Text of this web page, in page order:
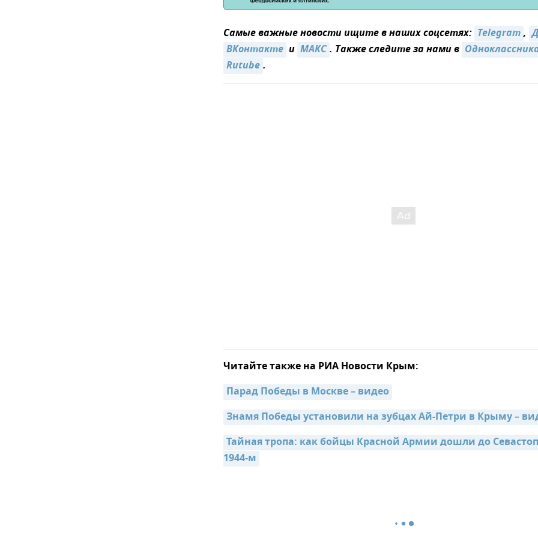
Самые важные новости ищите в наших соцсетях: Telegram,
ВКонтакте и MAКС. Также следите за нами в
Rutube.
Читайте также на РИА Новости Крым:
Парад Победы в Москве – видео
Знамя Победы установили на зубцах Ай-Петри в Крыму –
Тайная тропа: как бойцы Красной Армии дошли до
1944-м